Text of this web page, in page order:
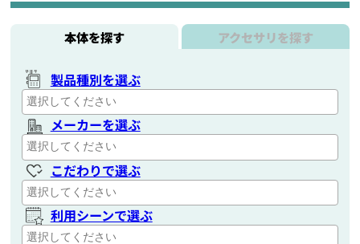
本体を探す アクセサリを探す
製品種別を選ぶ
メーカーを選ぶ
こだわりで選ぶ
利用シーンで選ぶ